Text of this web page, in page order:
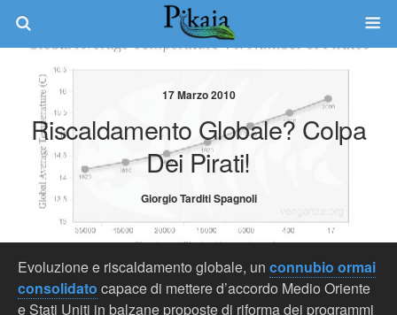
17 Marzo 2010
Riscaldamento Globale? Colpa
Dei Pirati!
Giorgio Tarditi Spagnoli
Evoluzione e riscaldamento globale, un connubio ormai
consolidato capace di mettere d’accordo Medio Oriente
e Stati Uniti in balzane proposte di riforma dei programmi